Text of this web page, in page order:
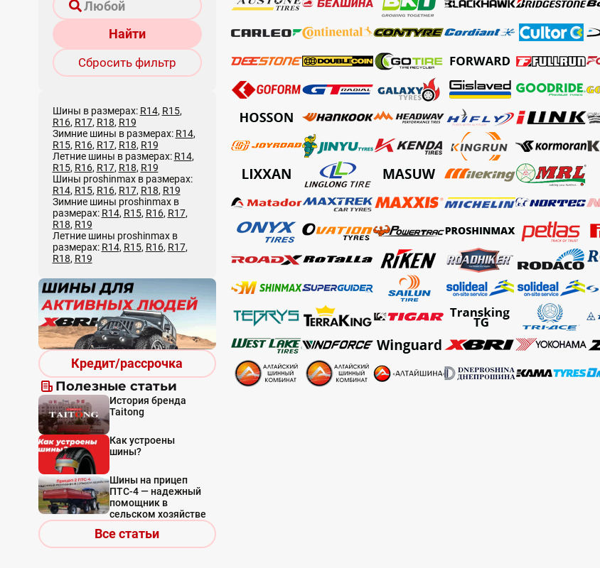
Найти
Сбросить фильтр
Шины в размерах: R14, R15,
R16, R17, R18, R19
Зимние шины в размерах: R14,
R15, R16, R17, R18, R19
Летние шины в размерах: R14,
R15, R16, R17, R18, R19
Шины proshinmax в размерах:
R14, R15, R16, R17, R18, R19
Зимние шины proshinmax в
размерах: R14, R15, R16, R17,
R18, R19
Летние шины proshinmax в
размерах: R14, R15, R16, R17,
R18, R19
Кредит/рассрочка
Полезные статьи
История бренда
Taitong
Как устроены
шины?
Шины на прицеп
ПТС-4 — надежный
помощник в
сельском хозяйстве
Все статьи